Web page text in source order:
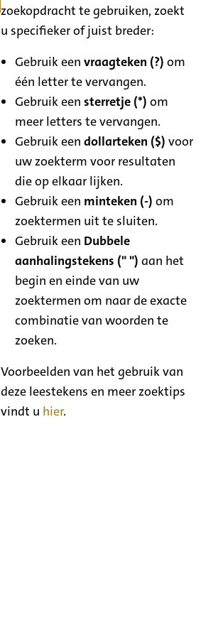
zoekopdracht te gebruiken, zoekt
u specifieker of juist breder:
Gebruik eenvraagteken (?) om
één letter te vervangen.
Gebruik eensterretje (*) om
meer letters te vervangen.
Gebruik eendollarteken ($) voor
uw zoekterm voor resultaten
die op elkaar lijken.
Gebruik een minteken (-) om
zoektermen uit te sluiten.
Gebruik een Dubbele
aanhalingstekens (" ") aan het
begin en einde van uw
zoektermen om naar de exacte
combinatie van woorden te
zoeken.
Voorbeelden van het gebruik van
deze leestekens en meer zoektips
vindt u hier.